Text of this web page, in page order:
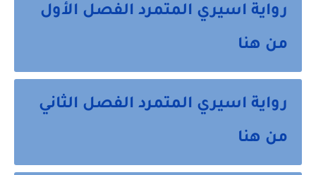
رواية اسيري المتمرد الفصل الأول
من هنا
رواية اسيري المتمرد الفصل الثاني
من هنا